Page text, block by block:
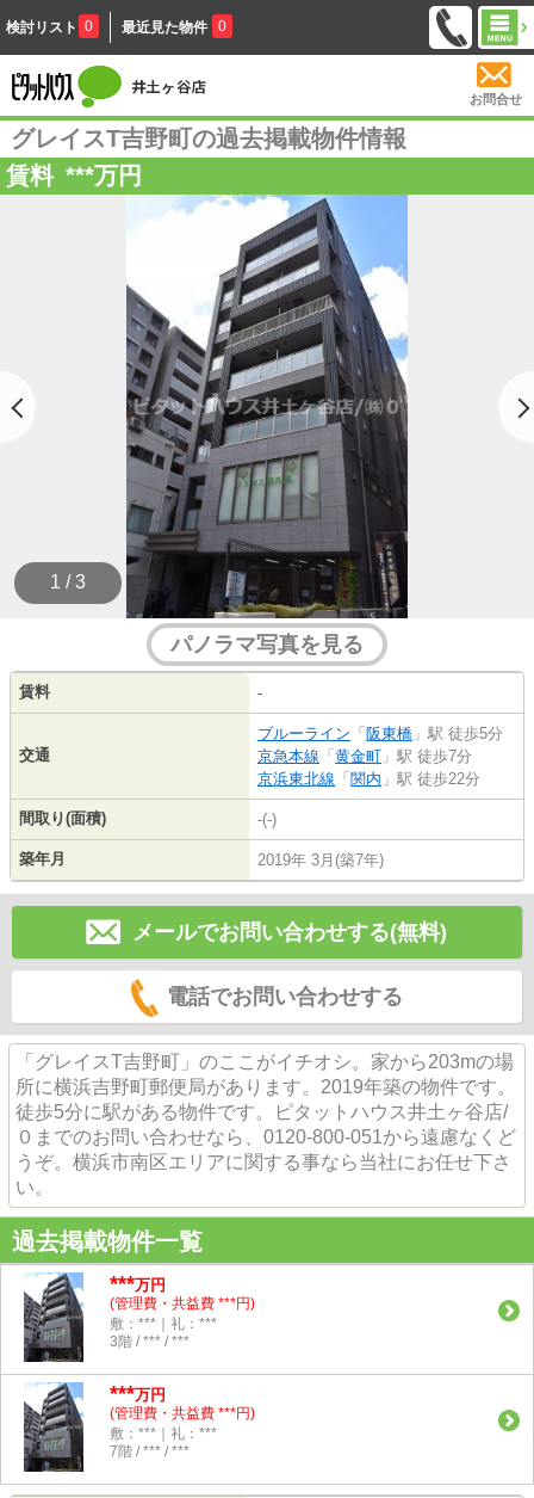
検討リスト 0 最近見た物件 0
お問合せ
グレイスT吉野町の過去掲載物件情報
賃料 ***万円
1 / 3
パノラマ写真を見る
賃料 -
交通
ブルーライン 「 阪東橋 」駅 徒歩5分
京急本線 「 黄金町 」駅 徒歩7分
京浜東北線 「 関内 」駅 徒歩22分
間取り(面積) -(-)
築年月 2019年 3月(築7年)
メールでお問い合わせする(無料)
電話でお問い合わせする
「グレイスT吉野町」のここがイチオシ。家から203mの場
所に横浜吉野町郵便局があります。2019年築の物件です。
徒歩5分に駅がある物件です。ピタットハウス井土ヶ谷店/
０までのお問い合わせなら、0120-800-051から遠慮なくど
うぞ。横浜市南区エリアに関する事なら当社にお任せ下さ
い。
過去掲載物件一覧
***万円
(管理費・共益費 ***円)
敷：***｜礼：***
3階 / *** / ***
***万円
(管理費・共益費 ***円)
敷：***｜礼：***
7階 / *** / ***